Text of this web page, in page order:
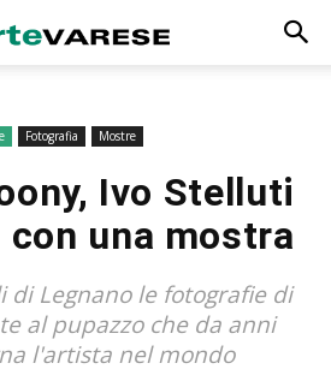
Fotografia Mostre
Ivo Stelluti
una mostra
di Legnano le fotografie di
al pupazzo che da anni
l'artista nel mondo